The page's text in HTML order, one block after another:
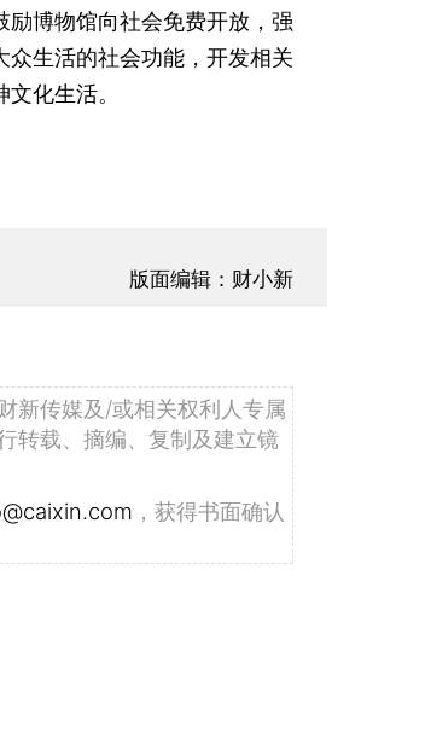
博物馆向社会免费开放，强
生活的社会功能，开发相关
化生活。
版面编辑：财小新
新传媒及/或相关权利人专属
转载、摘编、复制及建立镜
，获得书面确认